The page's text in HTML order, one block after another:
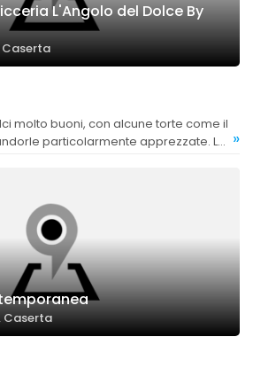
L'Angolo del Dolce By
Caserta
particolarmente apprezzate. La »
Caserta